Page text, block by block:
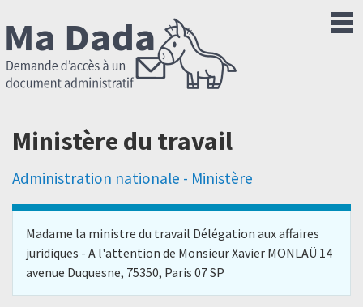
Ministère du travail
Administration nationale - Ministère
Madame la ministre du travail Délégation aux affaires
juridiques - A l'attention de Monsieur Xavier MONLAÜ 14
avenue Duquesne, 75350, Paris 07 SP